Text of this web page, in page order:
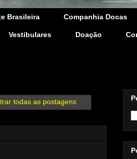
Brasileira Companhia Docas
Vestibulares Doação
todas as postagens